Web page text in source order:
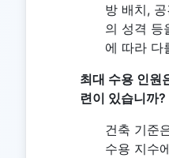
방 배치,
의 성격 등
에 따라 다
최대 수용 인원
련이 있습니까?
건축 기준
수용 지수